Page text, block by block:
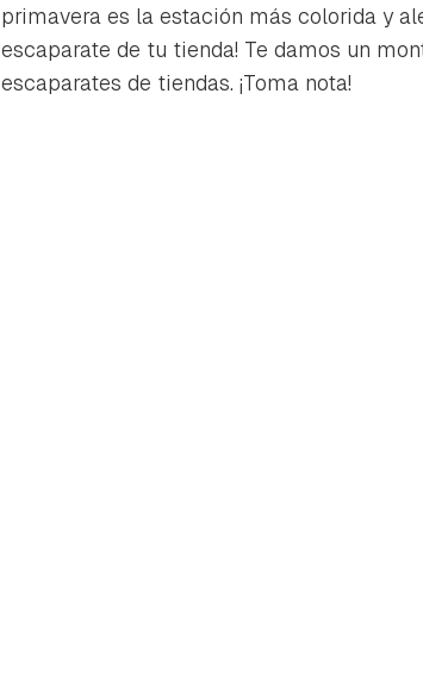
primavera es la estación más colorida y
escaparate de tu tienda! Te damos un
escaparates de tiendas. ¡Toma nota!